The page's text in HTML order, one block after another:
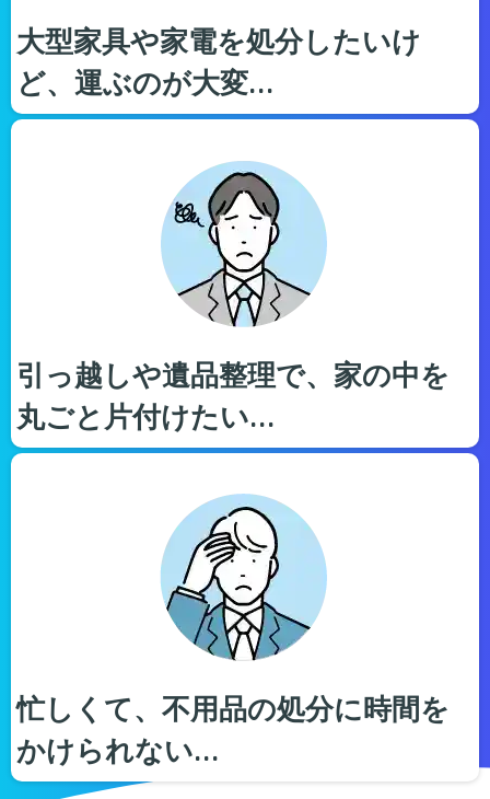
大型家具や家電を処分したいけ
ど、運ぶのが大変…
引っ越しや遺品整理で、家の中を
丸ごと片付けたい…
忙しくて、不用品の処分に時間を
かけられない…